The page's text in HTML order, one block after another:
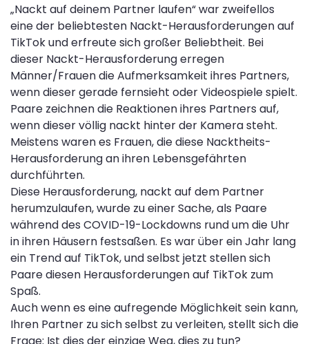
„Nackt auf deinem Partner laufen“ war zweifellos
eine der beliebtesten Nackt-Herausforderungen auf
TikTok und erfreute sich großer Beliebtheit. Bei
dieser Nackt-Herausforderung erregen
Männer/Frauen die Aufmerksamkeit ihres Partners,
wenn dieser gerade fernsieht oder Videospiele spielt.
Paare zeichnen die Reaktionen ihres Partners auf,
wenn dieser völlig nackt hinter der Kamera steht.
Meistens waren es Frauen, die diese Nacktheits-
Herausforderung an ihren Lebensgefährten
durchführten.
Diese Herausforderung, nackt auf dem Partner
herumzulaufen, wurde zu einer Sache, als Paare
während des COVID-19-Lockdowns rund um die Uhr
in ihren Häusern festsaßen. Es war über ein Jahr lang
ein Trend auf TikTok, und selbst jetzt stellen sich
Paare diesen Herausforderungen auf TikTok zum
Spaß.
Auch wenn es eine aufregende Möglichkeit sein kann,
Ihren Partner zu sich selbst zu verleiten, stellt sich die